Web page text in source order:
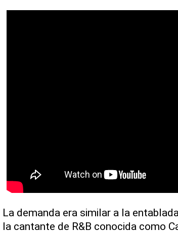
La demanda era similar a la
la cantante de R&B conocida como